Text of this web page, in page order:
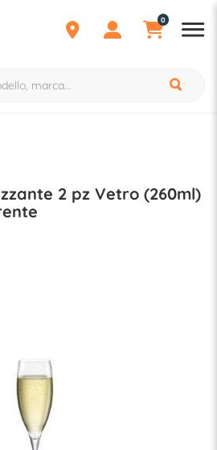
0
2 pz Vetro (260ml)